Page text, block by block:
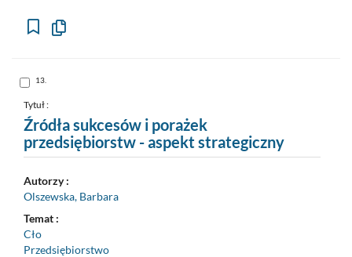
Kopiuj
Skocz
do
nr
13
13.
Tytuł :
Źródła sukcesów i porażek
przedsiębiorstw - aspekt strategiczny
Autorzy :
Olszewska, Barbara
Temat :
Cło
Przedsiębiorstwo